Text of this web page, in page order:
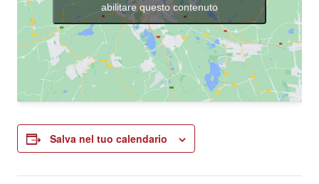
abilitare questo contenuto
Salva nel tuo calendario